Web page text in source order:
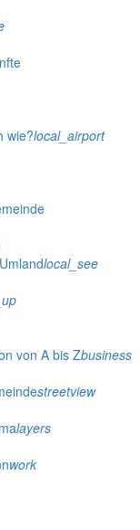
wie?local_airport
local_see
von A bis Zbusiness
streetview
layers
work